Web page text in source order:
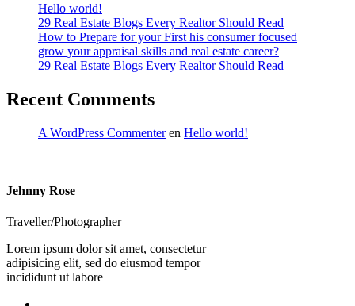
Hello world!
29 Real Estate Blogs Every Realtor Should Read
How to Prepare for your First his consumer focused
grow your appraisal skills and real estate career?
29 Real Estate Blogs Every Realtor Should Read
Recent Comments
A WordPress Commenteren Hello world!
Jehnny Rose
Traveller/Photographer
Lorem ipsum dolor sit amet, consectetur
adipisicing elit, sed do eiusmod tempor
incididunt ut labore